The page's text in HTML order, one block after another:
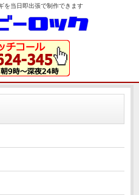
を当日即出張で制作できます